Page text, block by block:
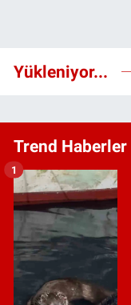
Yükleniyor...
Trend Haberler
1